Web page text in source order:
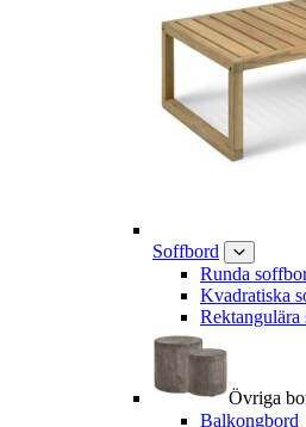
Soffbord
Runda
Kvadratiska
Rektangulära
Övriga
Balkongbord